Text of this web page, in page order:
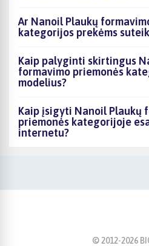
Ar Nanoil Plaukų
kategorijos prekėms
Kaip palyginti skirtingus
formavimo priemonės
modelius?
Kaip įsigyti Nanoil Plaukų
priemonės kategorijoje
internetu?
© 2012-2026